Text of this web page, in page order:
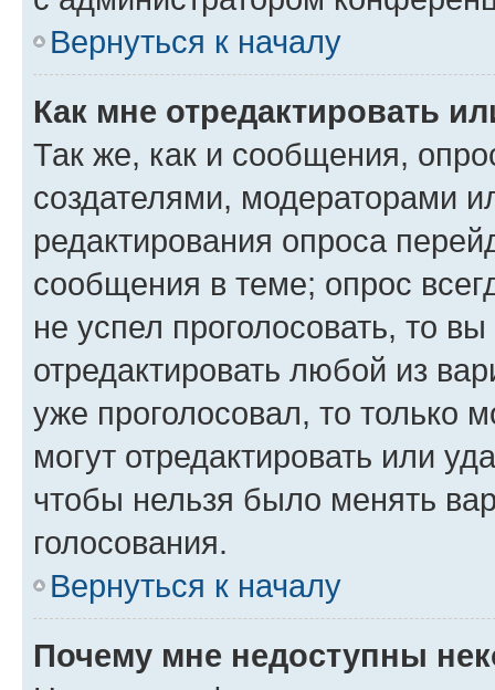
Вернуться к началу
Как мне отредактировать
Так же, как и сообщения,
создателями, модераторами
редактирования опроса
сообщения в теме; опрос
не успел проголосовать, то
отредактировать любой из
уже проголосовал, то только
могут отредактировать или
чтобы нельзя было менять
голосования.
Вернуться к началу
Почему мне недоступны